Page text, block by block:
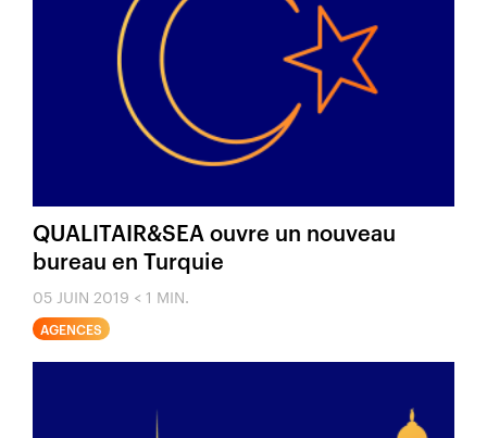
QUALITAIR&SEA ouvre un nouveau
bureau en Turquie
05 JUIN 2019 < 1 MIN.
AGENCES